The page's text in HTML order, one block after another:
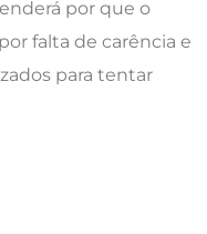
por que o
falta de carência e
para tentar